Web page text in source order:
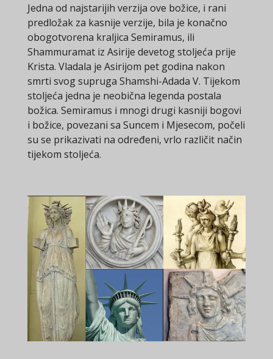
Jedna od najstarijih verzija ove božice, i rani
predložak za kasnije verzije, bila je konačno
obogotvorena kraljica Semiramus, ili
Shammuramat iz Asirije devetog stoljeća prije
Krista. Vladala je Asirijom pet godina nakon
smrti svog supruga Shamshi-Adada V. Tijekom
stoljeća jedna je neobična legenda postala
božica. Semiramus i mnogi drugi kasniji bogovi
i božice, povezani sa Suncem i Mjesecom, počeli
su se prikazivati na određeni, vrlo različit način
tijekom stoljeća.